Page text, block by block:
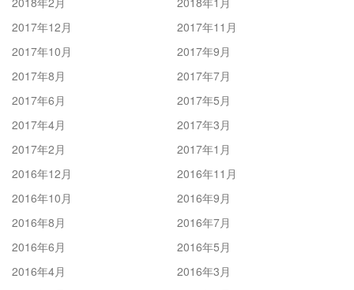
2017年12月
2017年11月
2017年10月
2017年9月
2017年8月
2017年7月
2017年6月
2017年5月
2017年4月
2017年3月
2017年2月
2017年1月
2016年12月
2016年11月
2016年10月
2016年9月
2016年8月
2016年7月
2016年6月
2016年5月
2016年4月
2016年3月